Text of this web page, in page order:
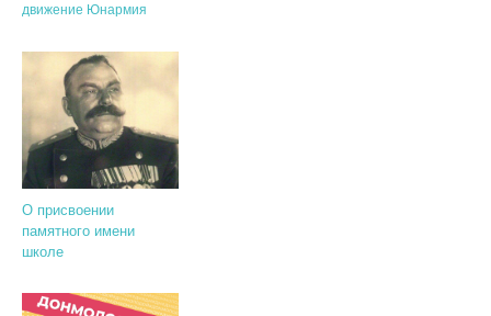
движение Юнармия
О присвоении
памятного имени
школе